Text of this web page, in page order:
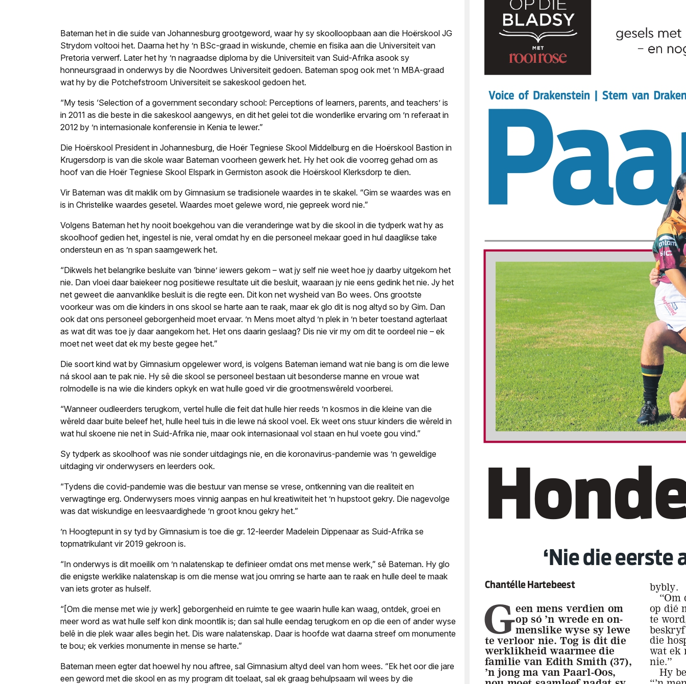
Bateman het in die suide van Johannesburg grootgeword, waar hy sy skoolloopbaan aan die Hoërskool JG
Strydom voltooi het. Daarna het hy ’n BSc-graad in wiskunde, chemie en fisika aan die Universiteit van
Pretoria verwerf. Later het hy ’n nagraadse diploma by die Universiteit van Suid-Afrika asook sy
honneursgraad in onderwys by die Noordwes Universiteit gedoen. Bateman spog ook met ’n MBA-graad
wat hy by die Potchefstroom Universiteit se sakeskool gedoen het.
“My tesis ‘Selection of a government secondary school: Perceptions of learners, parents, and teachers’ is
in 2011 as die beste in die sakeskool aangewys, en dit het gelei tot die wonderlike ervaring om ’n referaat in
2012 by ’n internasionale konferensie in Kenia te lewer.”
Die Hoërskool President in Johannesburg, die Hoër Tegniese Skool Middelburg en die Hoërskool Bastion in
Krugersdorp is van die skole waar Bateman voorheen gewerk het. Hy het ook die voorreg gehad om as
hoof van die Hoër Tegniese Skool Elspark in Germiston asook die Hoërskool Klerksdorp te dien.
Vir Bateman was dit maklik om by Gimnasium se tradisionele waardes in te skakel. “Gim se waardes was en
is in Christelike waardes gesetel. Waardes moet gelewe word, nie gepreek word nie.”
Volgens Bateman het hy nooit boekgehou van die veranderinge wat by die skool in die tydperk wat hy as
skoolhoof gedien het, ingestel is nie, veral omdat hy en die personeel mekaar goed in hul daaglikse take
ondersteun en as ’n span saamgewerk het.
“Dikwels het belangrike besluite van ‘binne’ iewers gekom – wat jy self nie weet hoe jy daarby uitgekom het
nie. Dan vloei daar baiekeer nog positiewe resultate uit die besluit, waaraan jy nie eens gedink het nie. Jy het
net geweet die aanvanklike besluit is die regte een. Dit kon net wysheid van Bo wees. Ons grootste
voorkeur was om die kinders in ons skool se harte aan te raak, maar ek glo dit is nog altyd so by Gim. Dan
ook dat ons personeel geborgenheid moet ervaar. ’n Mens moet altyd ’n plek in ’n beter toestand agterlaat
as wat dit was toe jy daar aangekom het. Het ons daarin geslaag? Dis nie vir my om dit te oordeel nie – ek
moet net weet dat ek my beste gegee het.”
Die soort kind wat by Gimnasium opgelewer word, is volgens Bateman iemand wat nie bang is om die lewe
ná skool aan te pak nie. Hy sê die skool se personeel bestaan uit besonderse manne en vroue wat
rolmodelle is na wie die kinders opkyk en wat hulle goed vir die grootmenswêreld voorberei.
“Wanneer oudleerders terugkom, vertel hulle die feit dat hulle hier reeds ’n kosmos in die kleine van die
wêreld daar buite beleef het, hulle heel tuis in die lewe ná skool voel. Ek weet ons stuur kinders die wêreld in
wat hul skoene nie net in Suid-Afrika nie, maar ook internasionaal vol staan en hul voete gou vind.”
Sy tydperk as skoolhoof was nie sonder uitdagings nie, en die koronavirus-pandemie was ’n geweldige
uitdaging vir onderwysers en leerders ook.
“Tydens die covid-pandemie was die bestuur van mense se vrese, ontkenning van die realiteit en
verwagtinge erg. Onderwysers moes vinnig aanpas en hul kreatiwiteit het ’n hupstoot gekry. Die nagevolge
was dat wiskundige en leesvaardighede ’n groot knou gekry het.”
’n Hoogtepunt in sy tyd by Gimnasium is toe die gr. 12-leerder Madelein Dippenaar as Suid-Afrika se
topmatrikulant vir 2019 gekroon is.
“In onderwys is dit moeilik om ’n nalatenskap te definieer omdat ons met mense werk,” sê Bateman. Hy glo
die enigste werklike nalatenskap is om die mense wat jou omring se harte aan te raak en hulle deel te maak
van iets groter as hulself.
“[Om die mense met wie jy werk] geborgenheid en ruimte te gee waarin hulle kan waag, ontdek, groei en
meer word as wat hulle self kon dink moontlik is; dan sal hulle eendag terugkom en op die een of ander wyse
belê in die plek waar alles begin het. Dis ware nalatenskap. Daar is hoofde wat daarna streef om monumente
te bou; ek verkies monumente in mense se harte.”
Bateman meen egter dat hoewel hy nou aftree, sal Gimnasium altyd deel van hom wees. “Ek het oor die jare
een geword met die skool en as my program dit toelaat, sal ek graag behulpsaam wil wees by die